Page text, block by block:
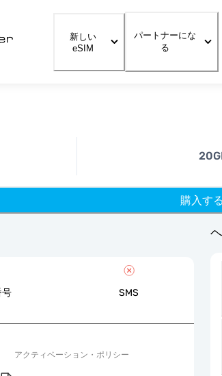
新しい
eSIM
パートナーにな
る
購入する
号 SMS
アクティベーション・ポリシー